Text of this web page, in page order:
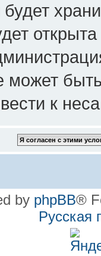
к
by phpBB®
Русская